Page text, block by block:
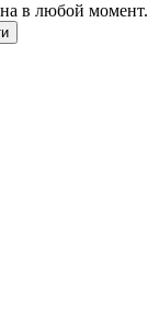
в любой момент.